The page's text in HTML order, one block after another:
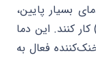
بسیار پایین،
سانتی‌گراد (۴۰ کلوین) کار کنند. این دما
فعال به